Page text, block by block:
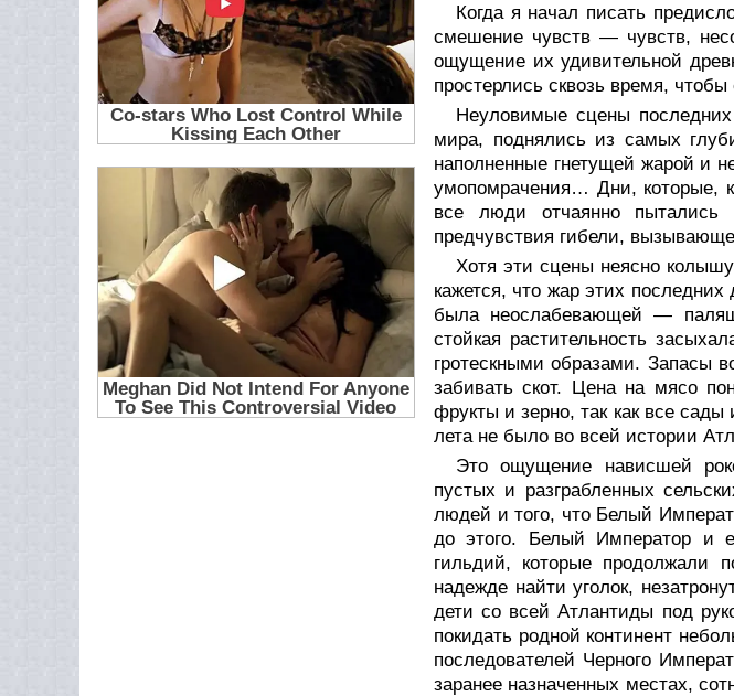
Когда я начал писать
смешение чувств — чувств,
ощущение их удивительной
простерлись сквозь время,
Неуловимые сцены
мира, поднялись из самых
наполненные гнетущей жарой и
умопомрачения… Дни, которые,
все люди отчаянно пытались
предчувствия гибели,
Хотя эти сцены неясно
кажется, что жар этих
была неослабевающей —
стойкая растительность
гротескными образами. Запасы
забивать скот. Цена на мясо
фрукты и зерно, так как все сады
лета не было во всей истории
Это ощущение нависшей
пустых и разграбленных
людей и того, что Белый
до этого. Белый Император и
гильдий, которые продолжали
надежде найти уголок,
дети со всей Атлантиды под
покидать родной континент
последователей Черного
заранее назначенных местах,